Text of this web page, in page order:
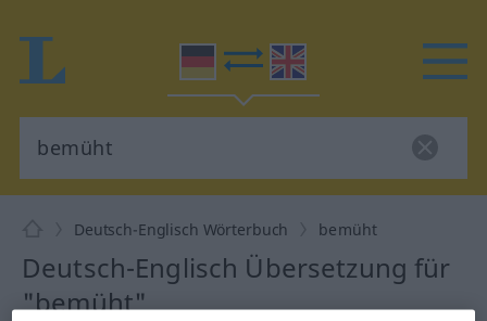
Deutsch-Englisch Wörterbuch bemüht
Deutsch-Englisch Übersetzung für
"bemüht"